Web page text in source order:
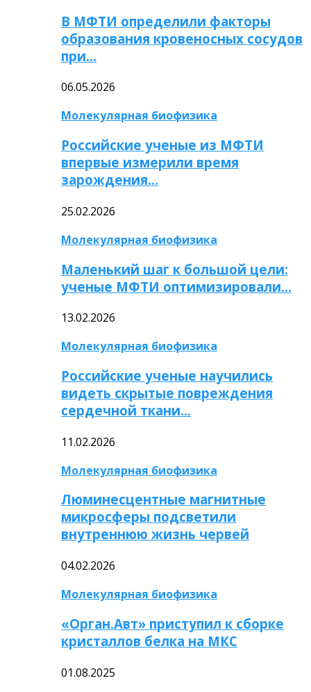
В МФТИ определили факторы
образования кровеносных сосудов
при…
06.05.2026
Молекулярная биофизика
Российские ученые из МФТИ
впервые измерили время
зарождения…
25.02.2026
Молекулярная биофизика
Маленький шаг к большой цели:
ученые МФТИ оптимизировали…
13.02.2026
Молекулярная биофизика
Российские ученые научились
видеть скрытые повреждения
сердечной ткани…
11.02.2026
Молекулярная биофизика
Люминесцентные магнитные
микросферы подсветили
внутреннюю жизнь червей
04.02.2026
Молекулярная биофизика
«Орган.Авт» приступил к сборке
кристаллов белка на МКС
01.08.2025